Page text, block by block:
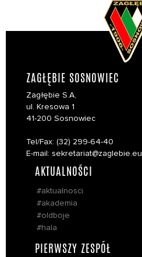
ZAGŁĘBIE SOSNOWIEC
Zagłębie S.A,
ul. Kresowa 1
41-200 Sosnowiec
Tel/Fax: (32) 299-64-40
E-mail: sekretariat@zaglebie.eu
AKTUALNOŚCI
#aktualnosci
#akademia
#oldboje
#hala
PIERWSZY ZESPÓŁ